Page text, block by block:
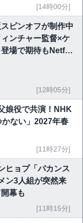
[14時00分]
ピンオフが制作中
ンチャー監督×ケ
場で期待もNetflix
[12時05分]
娘役で共演！NHK
かない」2027年春
[11時27分]
ヒョプ「バカンス
ン3人組が突然来
幕も
[11時15分]